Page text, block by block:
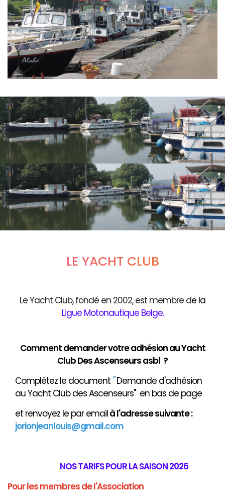
LE YACHT CLUB
Le Yacht Club, fondé en 2002, est membre de la
Ligue Motonautique Belge.
Comment demander votre adhésion au Yacht
Club Des Ascenseurs asbl ?
Complétez le document "Demande d'adhésion
au Yacht Club des Ascenseurs" en bas de page
et renvoyez le par emailàl'adresse suivante :
jorionjeanlouis@gmail.com
NOS TARIFS POUR LA SAISON 2026
Pour les membres de l'Association